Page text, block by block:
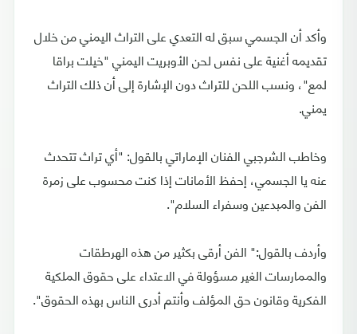
وأكد أن الجسمي سبق له التعدي على التراث اليمني من خلال
تقديمه أغنية على نفس لحن الأوبريت اليمني "خيلت براقا
لمع"، ونسب اللحن للتراث دون الإشارة إلى أن ذلك التراث
يمني.
وخاطب الشرجبي الفنان الإماراتي بالقول: "أي تراث تتحدث
عنه يا الجسمي، إحفظ الأمانات إذا كنت محسوب على زمرة
الفن والمبدعين وسفراء السلام".
وأردف بالقول:" الفن أرقى بكثير من هذه الهرطقات
والممارسات الغير مسؤولة في الاعتداء على حقوق الملكية
الفكرية وقانون حق المؤلف وأنتم أدرى الناس بهذه الحقوق".